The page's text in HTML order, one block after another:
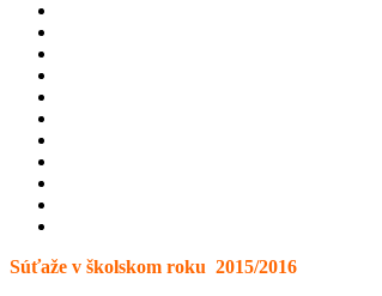
Súťaže v školskom roku 2015/2016